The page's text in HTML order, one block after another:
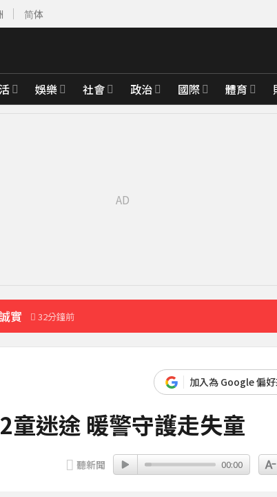
简体
娛樂 社會 政治 國際 體育
實
32分鐘前
19分鐘前
加入為 Google 偏
童迷途 暖警守護走失童
聽新聞 00:00